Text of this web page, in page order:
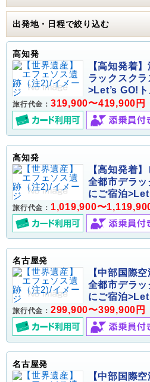
出発地・日程で絞り込む
高知発
【高知発着
ラックスク
>Let’s GO!
旅行代金： 319,900〜419,900円
高知発
【高知発着
全都市デラ
にご宿泊
旅行代金： 1,019,900〜
名古屋発
【中部国際
全都市デラ
にご宿泊
旅行代金： 299,900〜399,900円
名古屋発
【中部国際